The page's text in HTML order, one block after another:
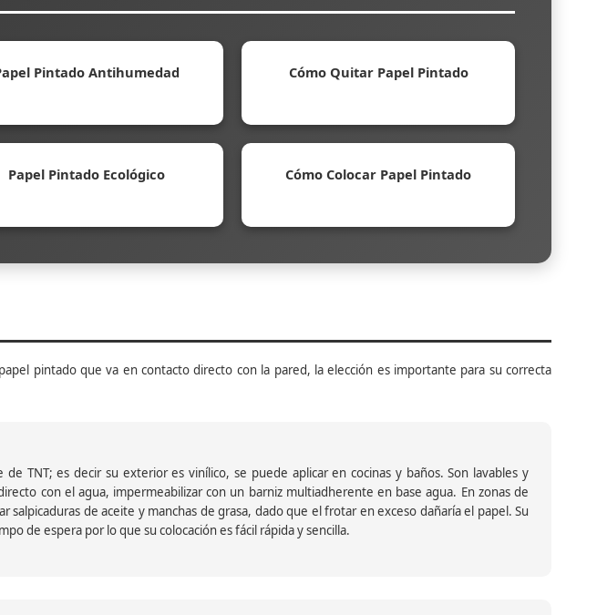
Pintado Antihumedad Cómo Quitar Papel Pintado
Papel Pintado Ecológico Cómo Colocar Papel Pintado
pintado que va en contacto directo con la pared, la elección es importante para su correcta
TNT; es decir su exterior es vinílico, se puede aplicar en cocinas y baños. Son lavables y
con el agua, impermeabilizar con un barniz multiadherente en base agua. En zonas de
de aceite y manchas de grasa, dado que el frotar en exceso dañaría el papel. Su
de espera por lo que su colocación es fácil rápida y sencilla.